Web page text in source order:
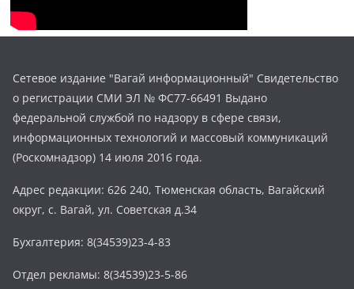
Сетевое издание "Вагай информационный" Свидетельство
о регистрации СМИ ЭЛ № ФС77-66491 Выдано
федеральной службой по надзору в сфере связи,
информационных технологий и массовый коммуникаций
(Роскомнадзор) 14 июля 2016 года.
Адрес редакции: 626 240, Тюменская область, Вагайский
округ, с. Вагай, ул. Советская д.34
Бухгалтерия: 8(34539)23-4-83
Отдел рекламы: 8(34539)23-5-86